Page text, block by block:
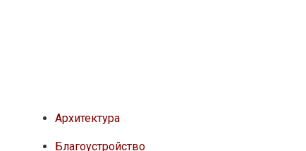
Архитектура
Благоустройство